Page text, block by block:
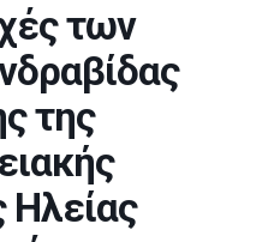
των
της
Ηλείας